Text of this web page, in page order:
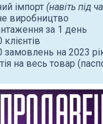
імпорт (навіть під
виробництво
за 1 день
замовлень на 2023
на весь товар